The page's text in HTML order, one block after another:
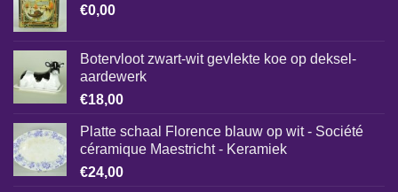
€0,00
Botervloot zwart-wit gevlekte koe op deksel-
aardewerk
€18,00
Platte schaal Florence blauw op wit - Société
céramique Maestricht - Keramiek
€24,00